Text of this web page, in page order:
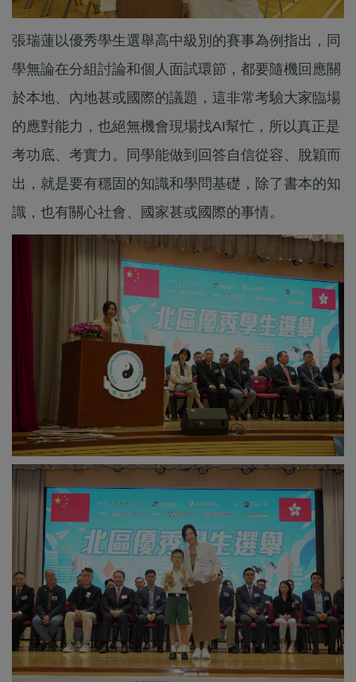
張瑞蓮以優秀學生選舉高中級別的賽事為例指出，同
學無論在分組討論和個人面試環節，都要隨機回應關
於本地、內地甚或國際的議題，這非常考驗大家臨場
的應對能力，也絕無機會現場找AI幫忙，所以真正是
考功底、考實力。同學能做到回答自信從容、脫穎而
出，就是要有穩固的知識和學問基礎，除了書本的知
識，也有關心社會、國家甚或國際的事情。